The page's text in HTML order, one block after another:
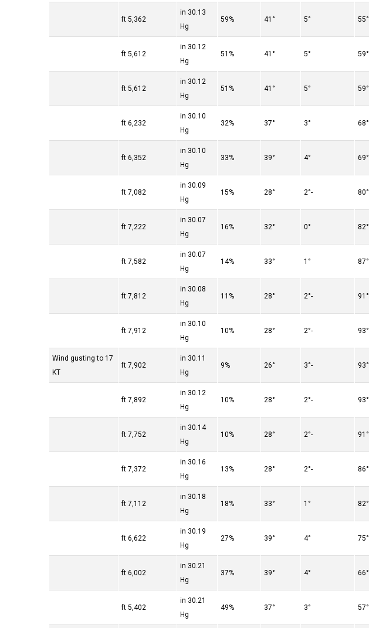
55°
5°
41°
59%
30.13 in
Hg
5,362 ft
59°
5°
41°
51%
30.12 in
Hg
5,612 ft
59°
5°
41°
51%
30.12 in
Hg
5,612 ft
68°
3°
37°
32%
30.10 in
Hg
6,232 ft
69°
4°
39°
33%
30.10 in
Hg
6,352 ft
80°
-2°
28°
15%
30.09 in
Hg
7,082 ft
82°
0°
32°
16%
30.07 in
Hg
7,222 ft
87°
1°
33°
14%
30.07 in
Hg
7,582 ft
91°
-2°
28°
11%
30.08 in
Hg
7,812 ft
93°
-2°
28°
10%
30.10 in
Hg
7,912 ft
93°
-3°
26°
9%
30.11 in
Hg
7,902 ft
Wind gusting to 17
KT
93°
-2°
28°
10%
30.12 in
Hg
7,892 ft
91°
-2°
28°
10%
30.14 in
Hg
7,752 ft
86°
-2°
28°
13%
30.16 in
Hg
7,372 ft
82°
1°
33°
18%
30.18 in
Hg
7,112 ft
75°
4°
39°
27%
30.19 in
Hg
6,622 ft
66°
4°
39°
37%
30.21 in
Hg
6,002 ft
57°
3°
37°
49%
30.21 in
Hg
5,402 ft